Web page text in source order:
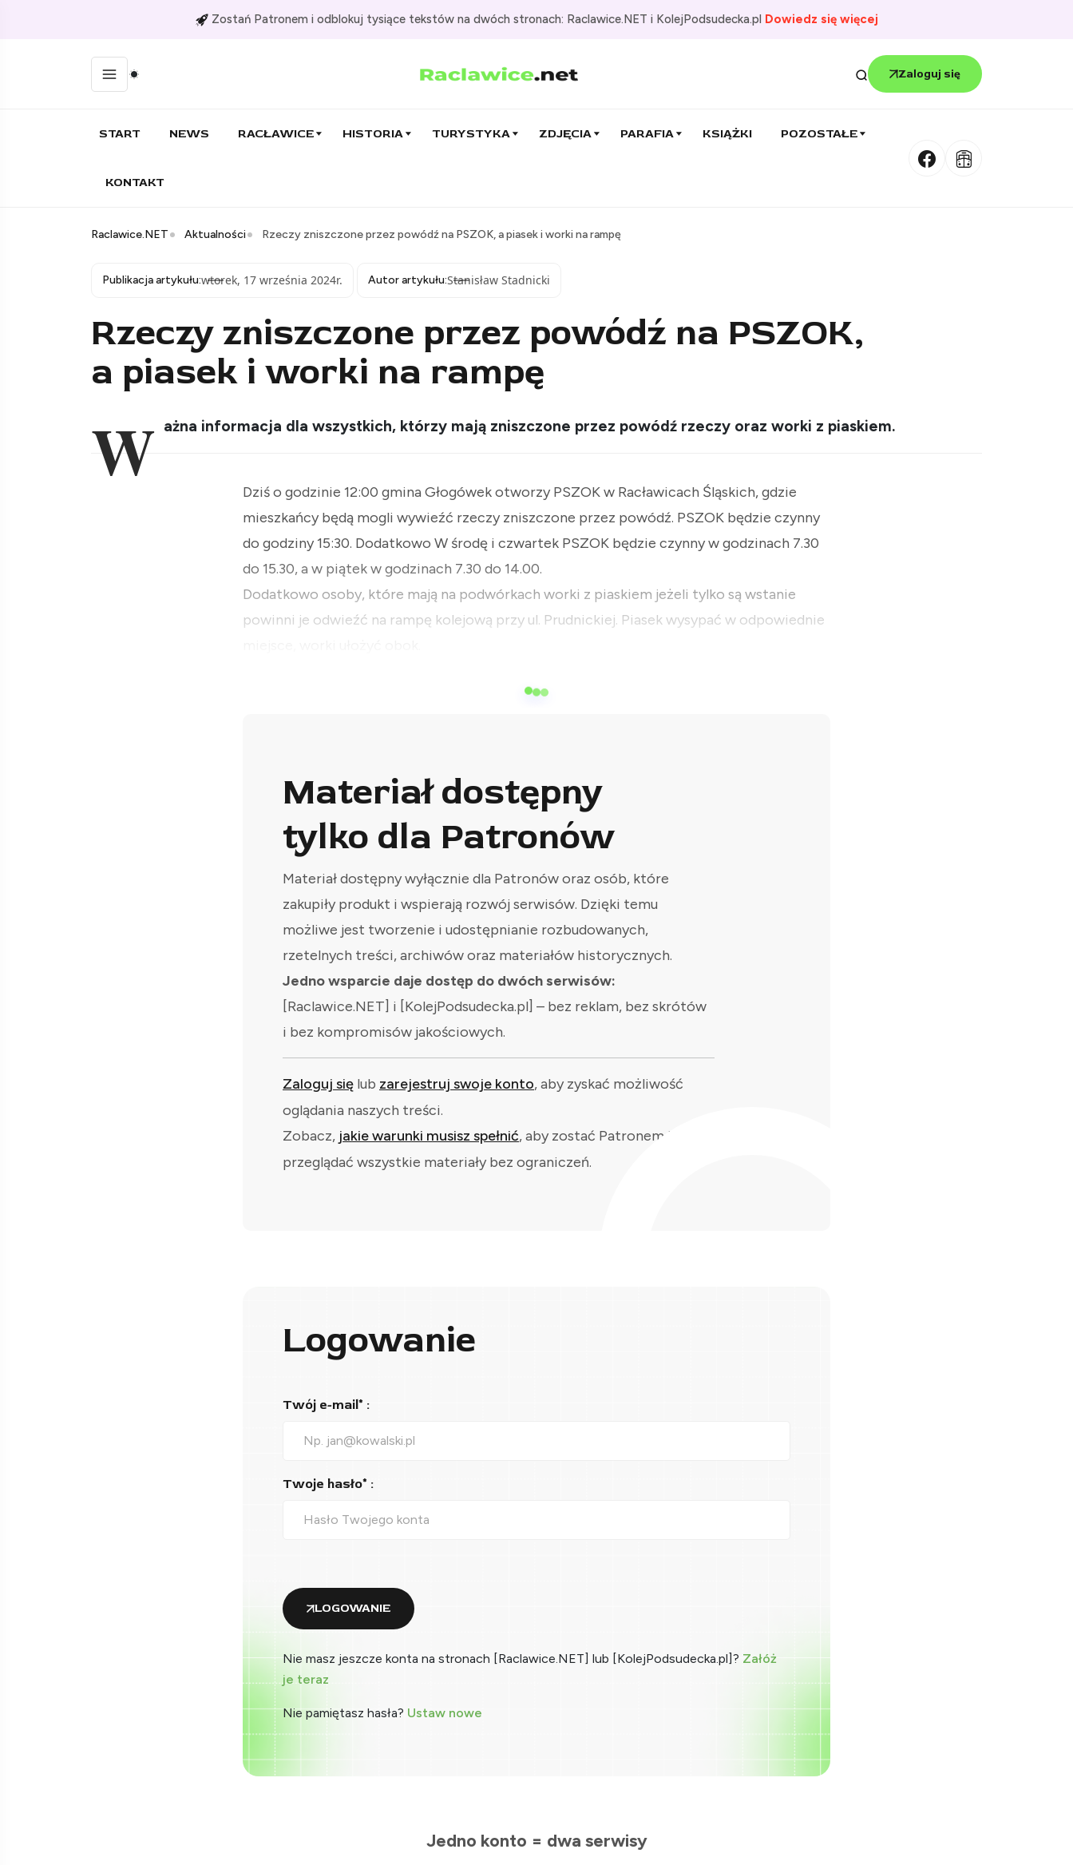
Zostań Patronem i odblokuj tysiące tekstów na dwóch stronach: Raclawice.NET i KolejPodsudecka.pl Dowiedz się więcej
Zaloguj się
START NEWS RACŁAWICE HISTORIA TURYSTYKA ZDJĘCIA PARAFIA KSIĄŻKI POZOSTAŁE
KONTAKT
Raclawice.NET Aktualności Rzeczy zniszczone przez powódź na PSZOK, a piasek i worki na rampę
Publikacja artykułu:wtorek, 17 września 2024r. Autor artykułu:Stanisław Stadnicki
Rzeczy zniszczone przez powódź na PSZOK,
a piasek i worki na rampę
W ażna informacja dla wszystkich, którzy mają zniszczone przez powódź rzeczy oraz worki z piaskiem.
Dziś o godzinie 12:00 gmina Głogówek otworzy PSZOK w Racławicach Śląskich, gdzie
mieszkańcy będą mogli wywieźć rzeczy zniszczone przez powódź. PSZOK będzie czynny
do godziny 15:30. Dodatkowo W środę i czwartek PSZOK będzie czynny w godzinach 7.30
do 15.30, a w piątek w godzinach 7.30 do 14.00.
Dodatkowo osoby, które mają na podwórkach worki z piaskiem jeżeli tylko są wstanie
powinni je odwieźć na rampę kolejową przy ul. Prudnickiej. Piasek wysypać w odpowiednie
Materiał dostępny
tylko dla Patronów
Materiał dostępny wyłącznie dla Patronów oraz osób, które
zakupiły produkt i wspierają rozwój serwisów. Dzięki temu
możliwe jest tworzenie i udostępnianie rozbudowanych,
rzetelnych treści, archiwów oraz materiałów historycznych.
Jedno wsparcie daje dostęp do dwóch serwisów:
[Raclawice.NET] i [KolejPodsudecka.pl] – bez reklam, bez skrótów
i bez kompromisów jakościowych.
Zaloguj się lub zarejestruj swoje konto, aby zyskać możliwość
oglądania naszych treści.
Zobacz, jakie warunki musisz spełnić, aby zostać Patronem i
przeglądać wszystkie materiały bez ograniczeń.
Logowanie
Twój e-mail* :
Twoje hasło* :
LOGOWANIE
Nie masz jeszcze konta na stronach [Raclawice.NET] lub [KolejPodsudecka.pl]? Załóż
je teraz
Nie pamiętasz hasła? Ustaw nowe
Jedno konto = dwa serwisy